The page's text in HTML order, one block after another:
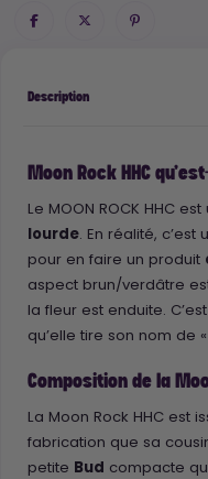
Description
Moon Rock HHC
Le MOON ROCK HHC
lourde. En réalité, c’est
pour en faire un produit
aspect brun/verdâtre
la fleur est enduite.
qu’elle tire son nom de
Composition de la
La Moon Rock HHC est
fabrication que sa
petite Bud compacte